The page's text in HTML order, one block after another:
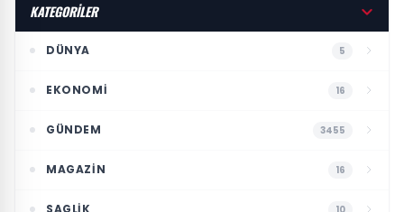
KATEGORİLER
DÜNYA 5
EKONOMI 16
GÜNDEM 3455
MAGAZIN 16